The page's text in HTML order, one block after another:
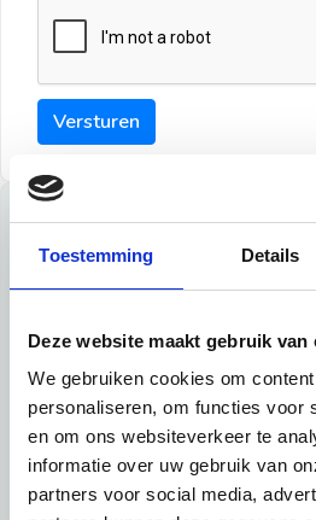
Toestemming Details
Deze website maakt gebruik van
We gebruiken cookies om
personaliseren, om functies voor
en om ons websiteverkeer te
informatie over uw gebruik van
partners voor social media,
Versturen
Tips
Tip 1:
Schrijf een duidelijke introductie
informatie mee:
Ben je student, werkachtig of